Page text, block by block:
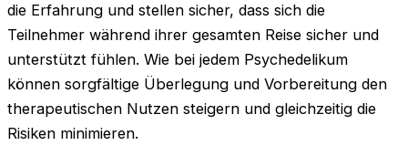
die Erfahrung und stellen sicher, dass sich die
Teilnehmer während ihrer gesamten Reise sicher und
unterstützt fühlen. Wie bei jedem Psychedelikum
können sorgfältige Überlegung und Vorbereitung den
therapeutischen Nutzen steigern und gleichzeitig die
Risiken minimieren.